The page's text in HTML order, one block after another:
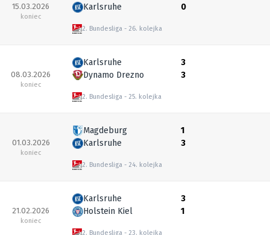
15.03.2026
koniec
Karlsruhe
2. Bundesliga 26. kolejka
0
08.03.2026
koniec
Karlsruhe
Dynamo Drezno
2. Bundesliga 25. kolejka
3
3
01.03.2026
koniec
Magdeburg
Karlsruhe
2. Bundesliga 24. kolejka
1
3
21.02.2026
koniec
Karlsruhe
Holstein Kiel
2. Bundesliga 23. kolejka
3
1